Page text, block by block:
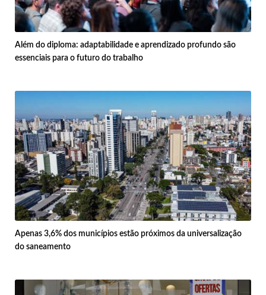
Além do diploma: adaptabilidade e aprendizado profundo são
essenciais para o futuro do trabalho
Apenas 3,6% dos municípios estão próximos da universalização
do saneamento